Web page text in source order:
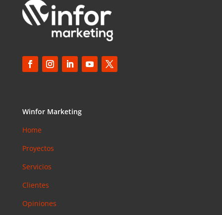
para
pymes en
en Google
ad web
para
Barcelona:
que ya es
obligatoria
Email
Winfor Marketing
Home
Proyectos
Servicios
Clientes
Opiniones